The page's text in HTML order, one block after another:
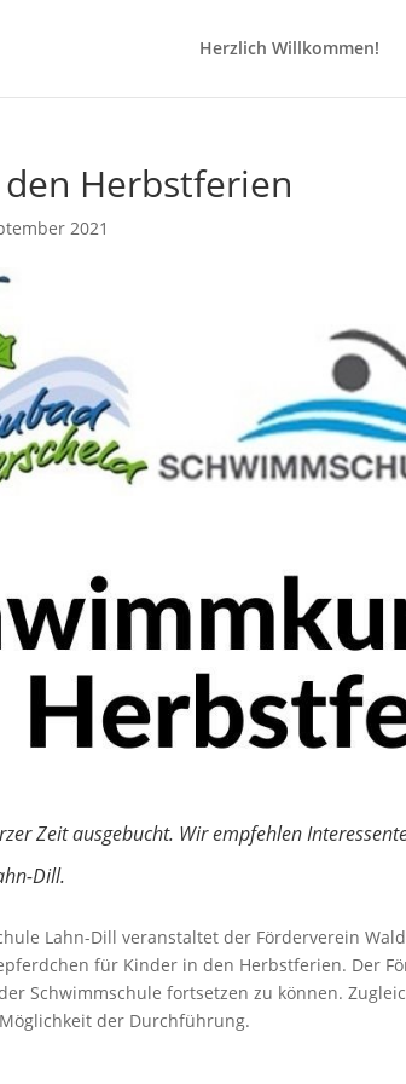
Herzlich Willkommen!
Herbstferien
2021
Zeit ausgebucht. Wir empfehlen
Dill.
Lahn-Dill veranstaltet der Förderverein
für Kinder in den Herbstferien. Der
Schwimmschule fortsetzen zu können.
der Durchführung.